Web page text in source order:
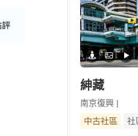
紳藏
南京復興 |
中古社區
社